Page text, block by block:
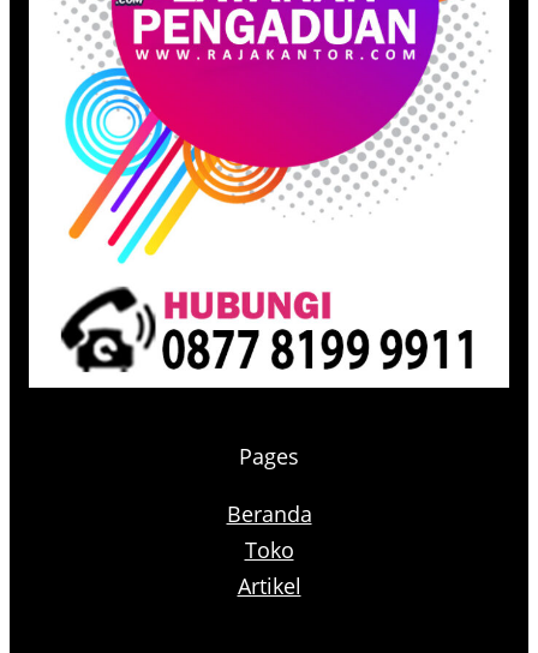
Pages
Beranda
Toko
Artikel